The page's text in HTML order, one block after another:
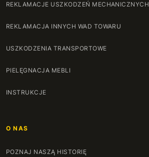
REKLAMACJE USZKODZEŃ MECHANICZNYCH
REKLAMACJA INNYCH WAD TOWARU
USZKODZENIA TRANSPORTOWE
PIELĘGNACJA MEBLI
INSTRUKCJE
O NAS
POZNAJ NASZĄ HISTORIĘ